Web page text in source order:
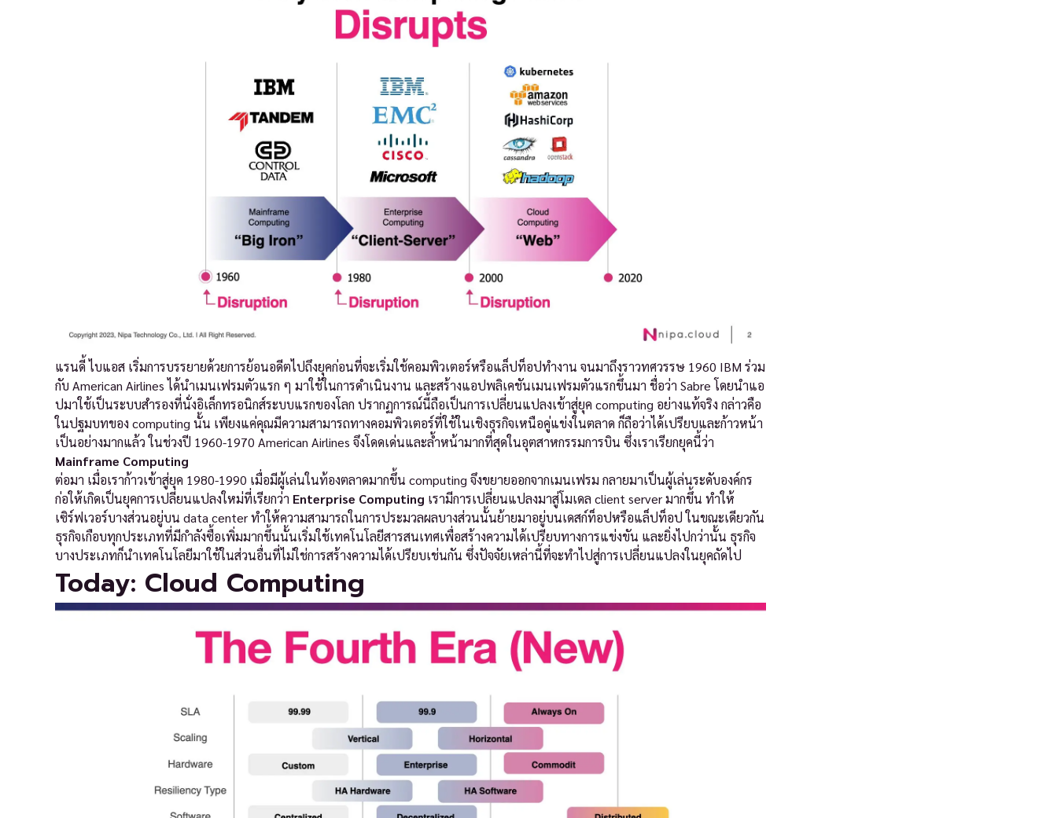
แรนดี้ ไบแอส เริ่มการบรรยายด้วยการย้อนอดีตไปถึงยุคก่อนที่จะเริ่มใช้คอมพิวเตอร์หรือแล็ปท็อปทำงาน จนมาถึงราวทศวรรษ 1960 IBM ร่วม
กับ American Airlines ได้นำเมนเฟรมตัวแรก ๆ มาใช้ในการดำเนินงาน และสร้างแอปพลิเคชันเมนเฟรมตัวแรกขึ้นมา ชื่อว่า Sabre โดยนำแอ
ปมาใช้เป็นระบบสำรองที่นั่งอิเล็กทรอนิกส์ระบบแรกของโลก ปรากฏการณ์นี้ถือเป็นการเปลี่ยนแปลงเข้าสู่ยุค computing อย่างแท้จริง กล่าวคือ
ในปฐมบทของ computing นั้น เพียงแค่คุณมีความสามารถทางคอมพิวเตอร์ที่ใช้ในเชิงธุรกิจเหนือคู่แข่งในตลาด ก็ถือว่าได้เปรียบและก้าวหน้า
เป็นอย่างมากแล้ว ในช่วงปี 1960-1970 American Airlines จึงโดดเด่นและล้ำหน้ามากที่สุดในอุตสาหกรรมการบิน ซึ่งเราเรียกยุคนี้ว่า
Mainframe Computing
ต่อมา เมื่อเราก้าวเข้าสู่ยุค 1980-1990 เมื่อมีผู้เล่นในท้องตลาดมากขึ้น computing จึงขยายออกจากเมนเฟรม กลายมาเป็นผู้เล่นระดับองค์กร
ก่อให้เกิดเป็นยุคการเปลี่ยนแปลงใหม่ที่เรียกว่า Enterprise Computing เรามีการเปลี่ยนแปลงมาสู่โมเดล client server มากขึ้น ทำให้
เซิร์ฟเวอร์บางส่วนอยู่บน data center ทำให้ความสามารถในการประมวลผลบางส่วนนั้นย้ายมาอยู่บนเดสก์ท็อปหรือแล็ปท็อป ในขณะเดียวกัน
ธุรกิจเกือบทุกประเภทที่มีกำลังซื้อเพิ่มมากขึ้นนั้นเริ่มใช้เทคโนโลยีสารสนเทศเพื่อสร้างความได้เปรียบทางการแข่งขัน และยิ่งไปกว่านั้น ธุรกิจ
บางประเภทก็นำเทคโนโลยีมาใช้ในส่วนอื่นที่ไม่ใช่การสร้างความได้เปรียบเช่นกัน ซึ่งปัจจัยเหล่านี้ที่จะทำไปสู่การเปลี่ยนแปลงในยุคถัดไป
Today: Cloud Computing